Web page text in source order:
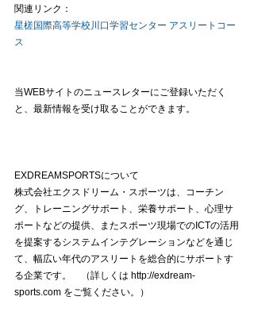
関連リンク：
星槎国際高等学校川口学習センター アスリートコー
ス
当WEBサイトのニュースレターにご登録いただく
と、最新情報を受け取ることができます。
EXDREAMSPORTSについて
株式会社エクスドリーム・スポーツは、コーチン
グ、トレーニングサポート、栄養サポート、心理サ
ポートなどの提供、またスポーツ現場でのICTの活用
を提案するシステムインテグレーションなどを通じ
て、幅広い年代のアスリートを総合的にサポートす
る企業です。　（詳しくは http://exdream-
sports.com をご覧ください。）